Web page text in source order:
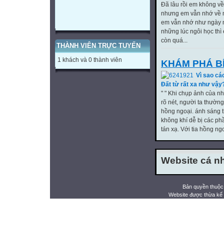
THÀNH VIÊN TRỰC TUYẾN
1 khách và 0 thành viên
Đã lâu rồi em không
nhưng em vẫn nhớ về
em vẫn nhớ như ngày
những lúc ngôi học thì
còn quá...
KHÁM PHÁ
Vì sao
Đất từ rất xa như
" " Khi chụp ảnh của
rõ nét, người ta
hồng ngoại. ánh sáng
không khí dễ bị các
tán xạ. Với tia hồng
Website cá
Bản quyền
Website được thừa